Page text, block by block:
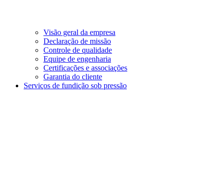
Visão geral da empresa
Declaração de missão
Controle de qualidade
Equipe de engenharia
Certificações e associações
Garantia do cliente
Serviços de fundição sob pressão